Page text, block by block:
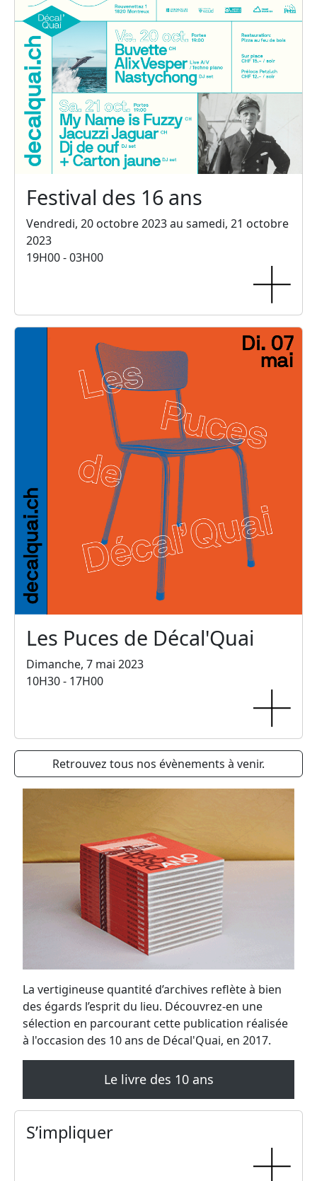
La vertigineuse quantité d’archives reflète à bien
des égards l’esprit du lieu. Découvrez-en une
sélection en parcourant cette publication réalisée
à l'occasion des 10 ans de Décal'Quai, en 2017.
Le livre des 10 ans
Festival des 16 ans
Vendredi, 20 octobre 2023 au samedi, 21 octobre
2023
19H00 - 03H00
Les Puces de Décal'Quai
Dimanche, 7 mai 2023
10H30 - 17H00
Retrouvez tous nos évènements à venir.
S’impliquer